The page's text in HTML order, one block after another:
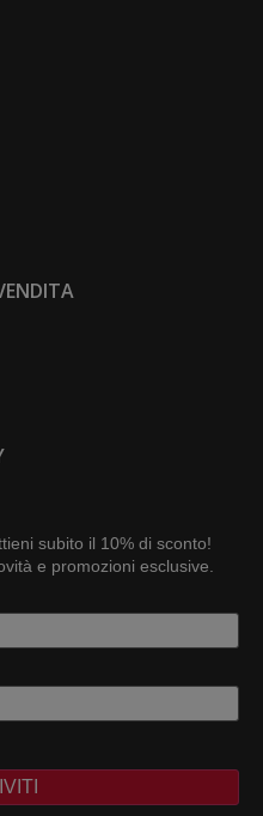
subito il 10% di sconto!
e promozioni esclusive.